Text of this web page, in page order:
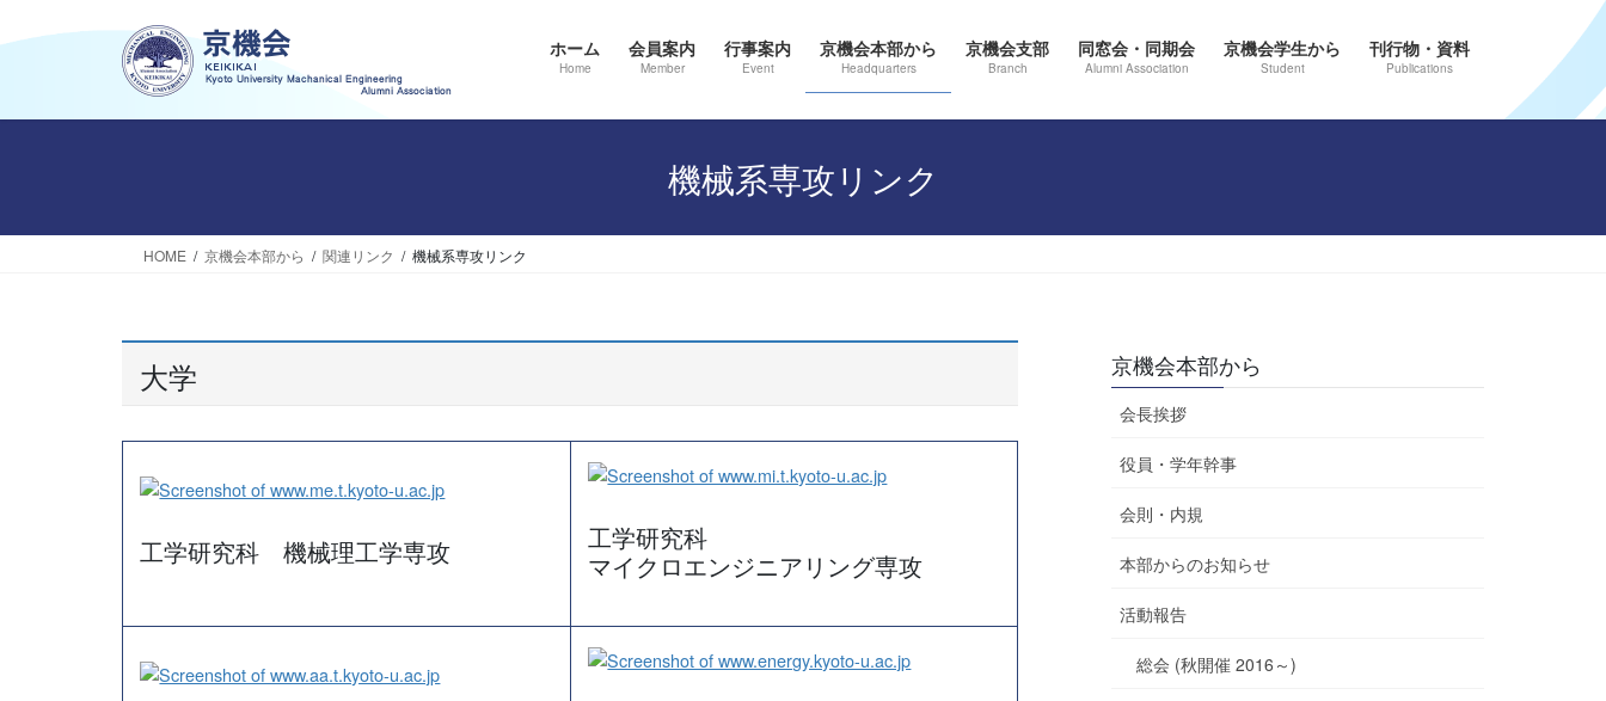
ン
ツ
ッ
ビ
シ
移
ホーム
Home
会員案内
Member
行事案内
Event
京機会本部から
Headquarters
京機会支部
Branch
同窓会・同期会
Alumni Association
京機会学生から
Student
刊行物・資料
Publications
機械系専攻リンク
HOME 京機会本部から 関連リンク 機械系専攻リンク
大学
工学研究科 機械理工学専攻
工学研究科
マイクロエンジニアリング専攻
京機会本部から
会長挨拶
役員・学年幹事
会則・内規
本部からのお知らせ
活動報告
総会 (秋開催 2016～)